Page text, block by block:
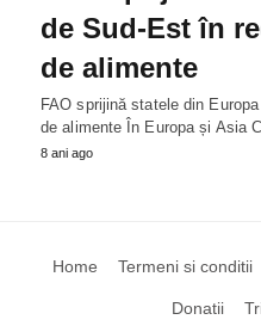
de Sud-Est în
de alimente
FAO sprijină statele din
de alimente În Europa și Asia
8 ani ago
Home Termeni si conditii
Donatii